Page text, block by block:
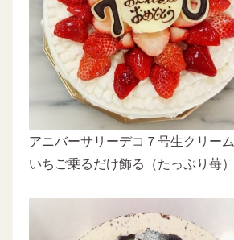
アニバーサリーデコ７号生クリーム
いちご乗るだけ飾る（たっぷり苺）